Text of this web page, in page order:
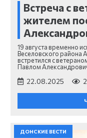
Встреча с
жителем
19 августа временно
Веселовского района
встретился с
Павлом
22.08.2025
ДОНСКИЕ ВЕСТИ